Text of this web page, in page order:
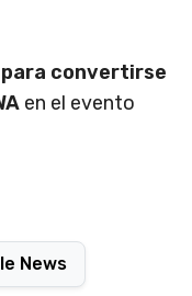
convertirse
en el evento
News